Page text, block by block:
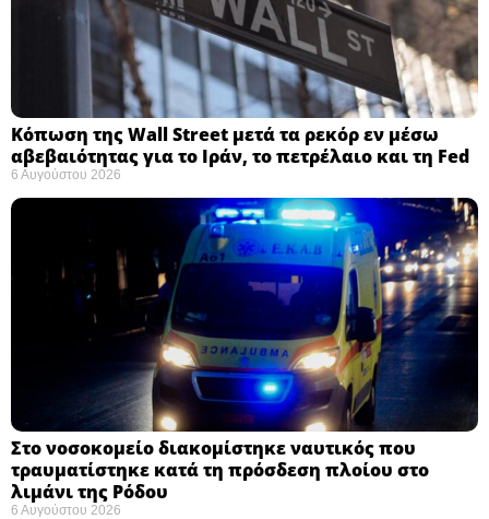
Κόπωση της Wall Street μετά τα ρεκόρ εν μέσω
αβεβαιότητας για το Ιράν, το πετρέλαιο και τη Fed
6 Αυγούστου 2026
Στο νοσοκομείο διακομίστηκε ναυτικός που
τραυματίστηκε κατά τη πρόσδεση πλοίου στο
λιμάνι της Ρόδου
6 Αυγούστου 2026